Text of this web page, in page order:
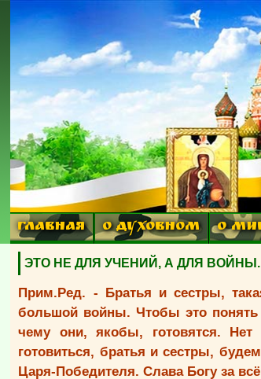
ГЛАВНАЯ О ДУХОВНОМ О
ЭТО НЕ ДЛЯ УЧЕНИЙ, А ДЛЯ ВОЙНЫ...
Прим.Ред. - Братья и сестры,
большой войны. Чтобы это
чему они, якобы, готовятся.
готовиться, братья и сестры,
Царя-Победителя. Слава Богу за